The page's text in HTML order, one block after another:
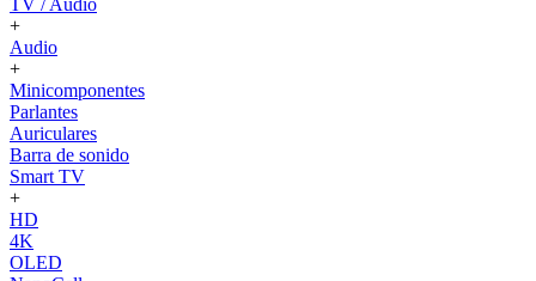
TV / Audio
+
Audio
+
Minicomponentes
Parlantes
Auriculares
Barra de sonido
Smart TV
+
HD
4K
OLED